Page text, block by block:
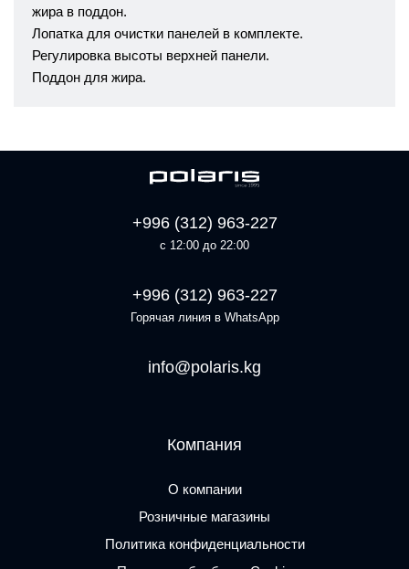
жира в поддон.
Лопатка для очистки панелей в комплекте.
Регулировка высоты верхней панели.
Поддон для жира.
+996 (312) 963-227
с 12:00 до 22:00
+996 (312) 963-227
Горячая линия в WhatsApp
info@polaris.kg
Компания
О компании
Розничные магазины
Политика конфиденциальности